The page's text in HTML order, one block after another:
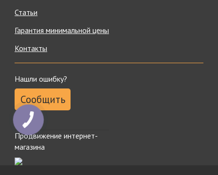
Статьи
Гарантия минимальной цены
Контакты
Нашли ошибку?
Сообщить
Продвижение интернет-
магазина